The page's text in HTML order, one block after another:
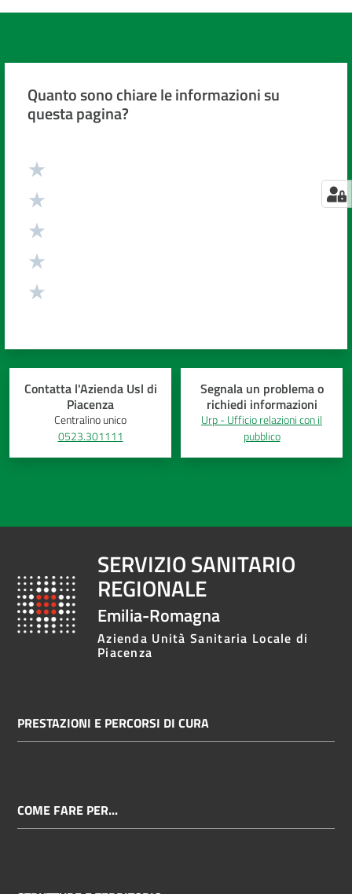
Quanto sono chiare le informazioni su
questa pagina?
Contatta l'Azienda Usl di
Piacenza
Centralino unico
0523.301111
Segnala un problema o
richiedi informazioni
Urp - Ufficio relazioni con il
pubblico
SERVIZIO SANITARIO
REGIONALE
Emilia-Romagna
Azienda Unità Sanitaria Locale di
Piacenza
PRESTAZIONI E PERCORSI DI CURA
COME FARE PER...